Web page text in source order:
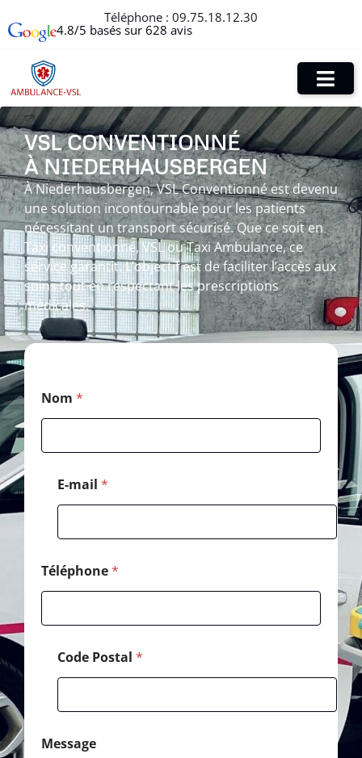
Téléphone : 09.75.18.12.30
4.8/5 basés sur 628 avis
VSL CONVENTIONNÉ
À NIEDERHAUSBERGEN
À Niederhausbergen, VSL Conventionné est devenu
une solution incontournable pour les patients
nécessitant un transport sécurisé. Que ce soit en
Taxi conventionné, VSL ou Taxi Ambulance, ce
service garantit. L’objectif est de faciliter l’accès aux
soins tout en respectant les prescriptions
médicales.
Nom *
E-mail *
Téléphone*
*
P
t
a
l
N
o
m
Code Postal *
Message